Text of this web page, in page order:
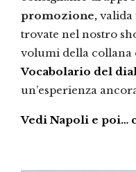
promozione, valida
trovate nel nostro
volumi della collana
Vocabolario del
un’esperienza
Vedi Napoli e poi…